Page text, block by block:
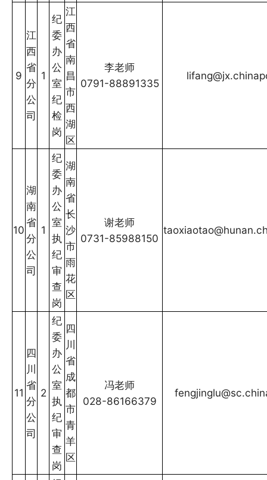
9
江
西
省
分
公
司
1
纪
委
办
公
室
纪
检
岗
江
西
省
南
昌
市
西
湖
区
李老师
0791-88891335
10
湖
南
省
分
公
司
1
纪
委
办
公
室
执
纪
审
查
岗
湖
南
省
长
沙
市
雨
花
区
谢老师
0731-85988150
11
四
川
省
分
公
司
2
纪
委
办
公
室
执
纪
审
查
岗
四
川
省
成
都
市
青
羊
区
冯老师
028-86166379